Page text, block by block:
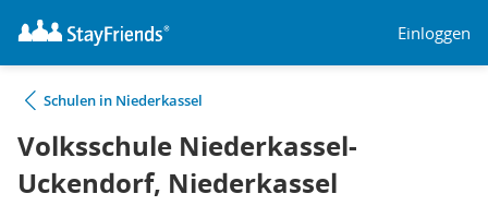
Einloggen
Schulen in Niederkassel
Volksschule Niederkassel-
Uckendorf, Niederkassel